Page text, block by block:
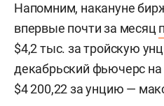
Напомним, накануне
впервые почти за месяц
$4,2 тыс. за тройскую
декабрьский фьючерс
$4 200,22 за унцию —